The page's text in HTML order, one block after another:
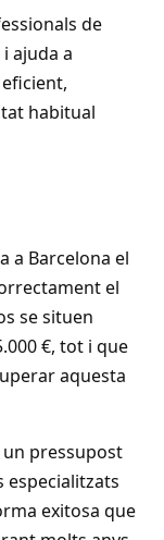
de
ajuda a
habitual
a Barcelona el
el
se situen
€, tot i que
aquesta
pressupost
exitosa que